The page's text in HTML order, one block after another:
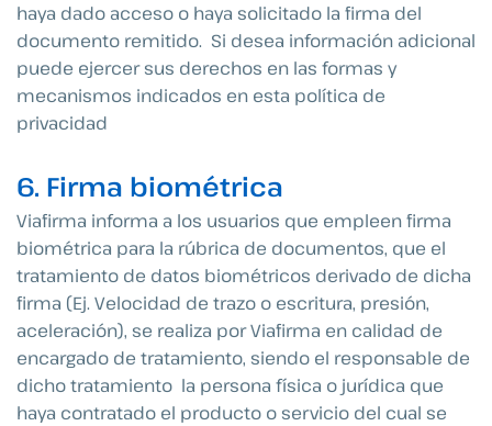
haya dado acceso o haya solicitado la firma del
documento remitido. Si desea información adicional
puede ejercer sus derechos en las formas y
mecanismos indicados en esta política de
privacidad
6. Firma biométrica
Viafirma informa a los usuarios que empleen firma
biométrica para la rúbrica de documentos, que el
tratamiento de datos biométricos derivado de dicha
firma (Ej. Velocidad de trazo o escritura, presión,
aceleración), se realiza por Viafirma en calidad de
encargado de tratamiento, siendo el responsable de
dicho tratamiento la persona física o jurídica que
haya contratado el producto o servicio del cual se